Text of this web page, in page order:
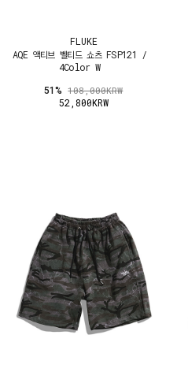
FLUKE
AQE 액티브 벨티드 쇼츠 FSP121 /
4Color W
51%108,000KRW
52,800KRW